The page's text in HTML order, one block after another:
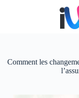
Comment les